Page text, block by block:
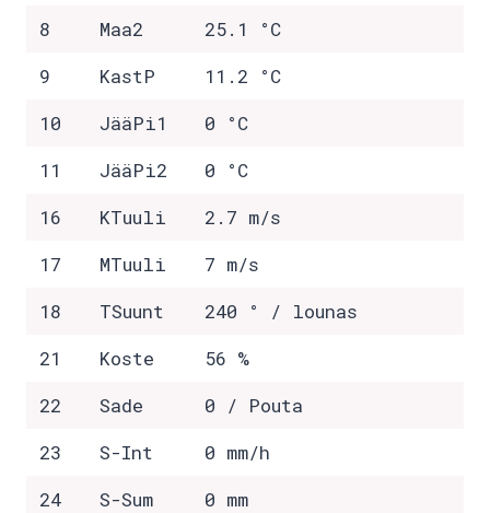
8
Maa2
25.1 °C
9
KastP
11.2 °C
10
JääPi1
0 °C
11
JääPi2
0 °C
16
KTuuli
2.7 m/s
17
MTuuli
7 m/s
18
TSuunt
240 ° / lounas
21
Koste
56 %
22
Sade
0 / Pouta
23
S-Int
0 mm/h
24
S-Sum
0 mm